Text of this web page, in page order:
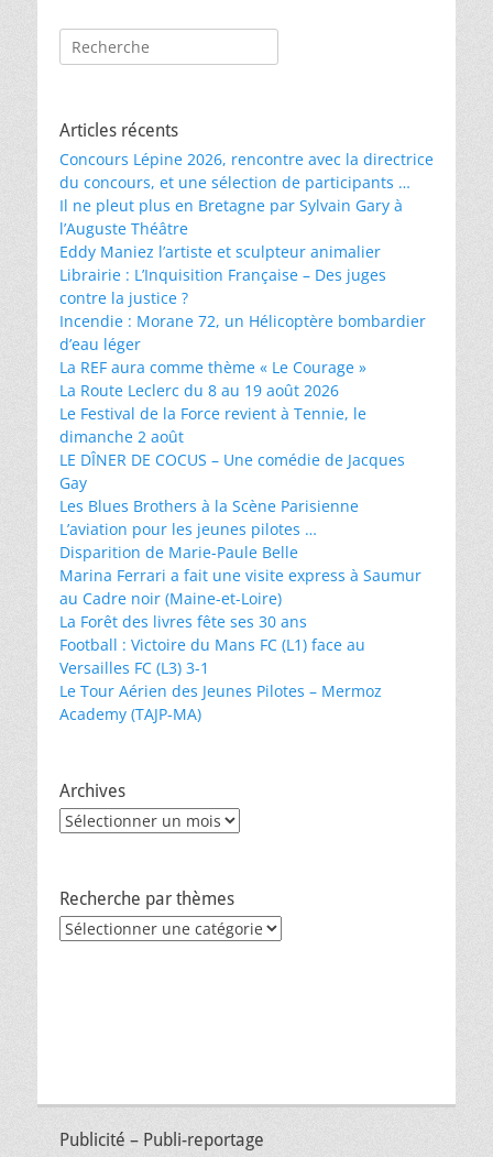
Rechercher :
Articles récents
Concours Lépine 2026, rencontre avec la directrice
du concours, et une sélection de participants …
Il ne pleut plus en Bretagne par Sylvain Gary à
l’Auguste Théâtre
Eddy Maniez l’artiste et sculpteur animalier
Librairie : L’Inquisition Française – Des juges
contre la justice ?
Incendie : Morane 72, un Hélicoptère bombardier
d’eau léger
La REF aura comme thème « Le Courage »
La Route Leclerc du 8 au 19 août 2026
Le Festival de la Force revient à Tennie, le
dimanche 2 août
LE DÎNER DE COCUS – Une comédie de Jacques
Gay
Les Blues Brothers à la Scène Parisienne
L’aviation pour les jeunes pilotes …
Disparition de Marie-Paule Belle
Marina Ferrari a fait une visite express à Saumur
au Cadre noir (Maine-et-Loire)
La Forêt des livres fête ses 30 ans
Football : Victoire du Mans FC (L1) face au
Versailles FC (L3) 3-1
Le Tour Aérien des Jeunes Pilotes – Mermoz
Academy (TAJP-MA)
Archives
Archives
Recherche par thèmes
Recherche
Publicité – Publi-reportage